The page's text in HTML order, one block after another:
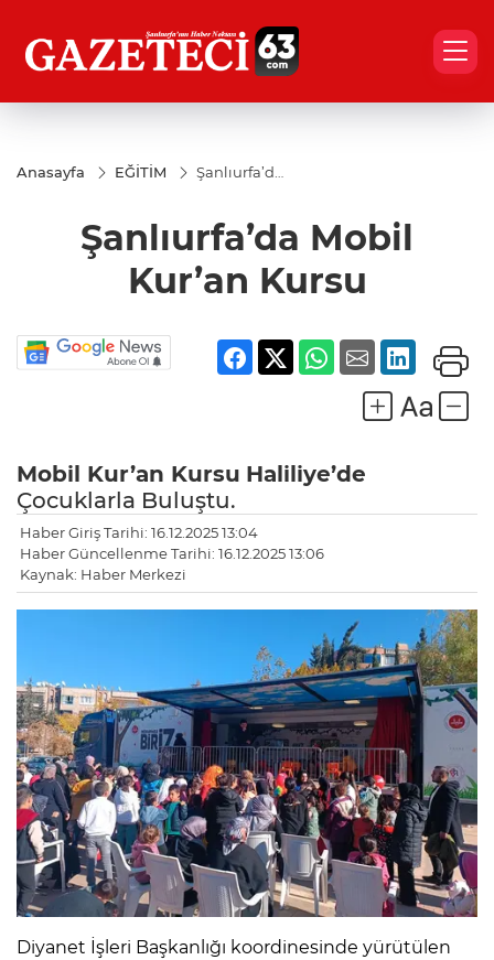
Anasayfa EĞİTİM
Şanlıurfa’da
Kursu
Şanlıurfa’da Mobil
Kur’an Kursu
Mobil Kur’an Kursu Haliliye’de
Çocuklarla Buluştu.
Haber Giriş Tarihi: 16.12.2025 13:04
Haber Güncellenme Tarihi: 16.12.2025 13:06
Kaynak: Haber Merkezi
Diyanet İşleri Başkanlığı koordinesinde yürütülen